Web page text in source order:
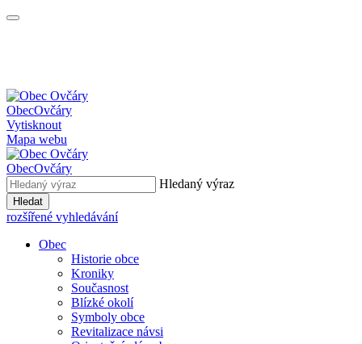
ObecOvčáry
Vytisknout
Mapa webu
ObecOvčáry
Hledaný výraz
Hledat
rozšířené vyhledávání
Obec
Historie obce
Kroniky
Současnost
Blízké okolí
Symboly obce
Revitalizace návsi